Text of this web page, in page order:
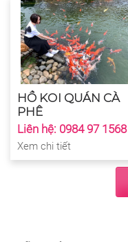
HỒ KOI QUÁN CÀ
PHÊ
Liên hệ: 0984 97 1568
Xem chi tiết